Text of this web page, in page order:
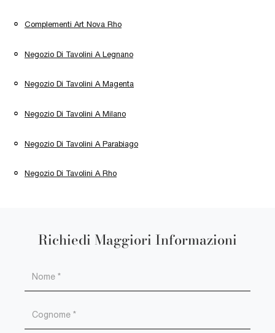
Complementi Art Nova Rho
Negozio Di Tavolini A Legnano
Negozio Di Tavolini A Magenta
Negozio Di Tavolini A Milano
Negozio Di Tavolini A Parabiago
Negozio Di Tavolini A Rho
Richiedi Maggiori Informazioni